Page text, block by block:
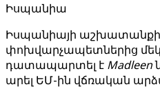
Իսպանիա
Իսպանիայի
փոխվարչապետներից
դատապարտել է Madleen
արել ԵՄ-ին վճռական